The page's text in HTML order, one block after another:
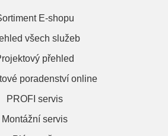
E-shopu
všech služeb
přehled
poradenství online
PROFI servis
Montážní servis